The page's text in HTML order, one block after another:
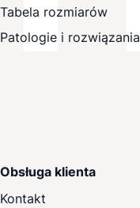
Tabela rozmiarów
Patologie i rozwiązania
Obsługa klienta
Kontakt